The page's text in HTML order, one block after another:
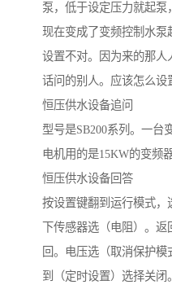
泵，低于设定压力就起泵
现在变成了变频控制水
设置不对。因为来的那
话问的别人。应该怎么设
恒压供水设备追问
型号是SB200系列。一台
电机用的是15KW的变频器
恒压供水设备回答
按设置键翻到运行模式，
下传感器选（电阻）。
回。电压选（取消保护
到（定时设置）选择关闭。